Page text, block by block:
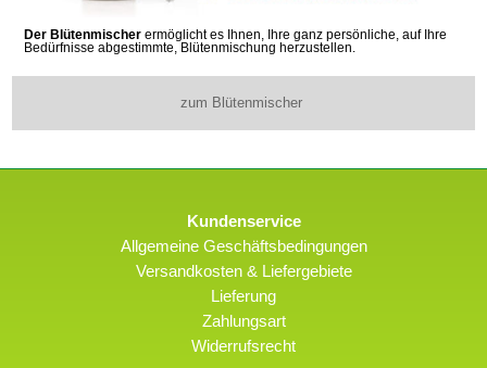
Der Blütenmischer ermöglicht es Ihnen, Ihre ganz persönliche, auf Ihre
Bedürfnisse abgestimmte, Blütenmischung herzustellen.
zum Blütenmischer
Kundenservice
Allgemeine Geschäftsbedingungen
Versandkosten & Liefergebiete
Lieferung
Zahlungsart
Widerrufsrecht